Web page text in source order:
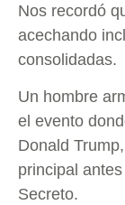
Nos recordó
acechando
consolidadas.
Un hombre
el evento
Donald
principal
Secreto.